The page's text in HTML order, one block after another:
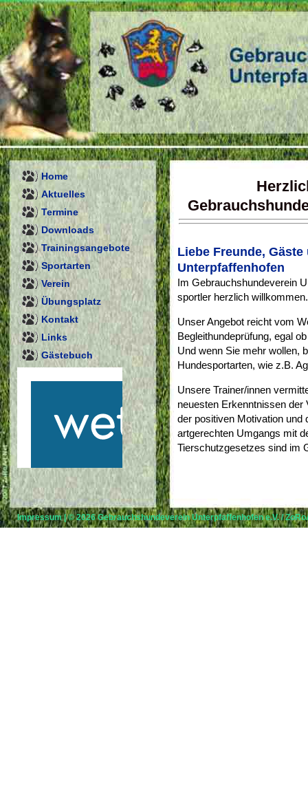
Home
Aktuelles
Termine
Downloads
Trainingsangebote
Sportarten
Verein
Übungsplatz
Kontakt
Links
Gästebuch
Liebe Freunde,
Unterpfaffenhofen
Im Gebrauchshundeverein
sportler herzlich willkommen.
Unser Angebot reicht vom
Begleithundeprüfung, egal
Und wenn Sie mehr wollen,
Hundesportarten, wie z.B.
Unsere Trainer/innen
neuesten Erkenntnissen der
der positiven Motivation und
artgerechten Umgangs mit
Tierschutzgesetzes sind im
Impressum| © 2026Gebrauchshundeverein Unterpfaffenhofen e.V./